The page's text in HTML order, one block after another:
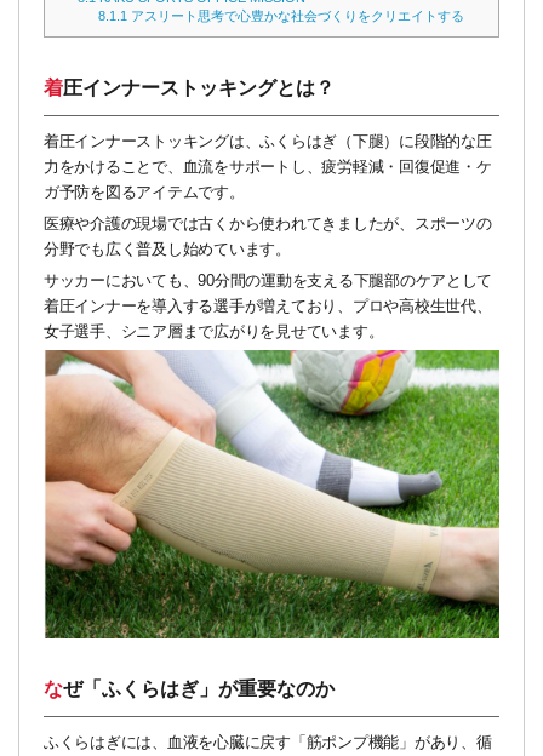
8.1.1 アスリート思考で心豊かな社会づくりをクリエイトする
着圧インナーストッキングとは？
着圧インナーストッキングは、ふくらはぎ（下腿）に段階的な圧
力をかけることで、血流をサポートし、疲労軽減・回復促進・ケ
ガ予防を図るアイテムです。
医療や介護の現場では古くから使われてきましたが、スポーツの
分野でも広く普及し始めています。
サッカーにおいても、90分間の運動を支える下腿部のケアとして
着圧インナーを導入する選手が増えており、プロや高校生世代、
女子選手、シニア層まで広がりを見せています。
なぜ「ふくらはぎ」が重要なのか
ふくらはぎには、血液を心臓に戻す「筋ポンプ機能」があり、循